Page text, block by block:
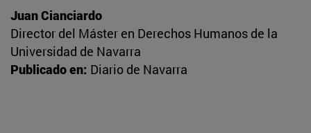
Juan Cianciardo
Director del Máster en Derechos Humanos de la
Universidad de Navarra
Publicado en: Diario de Navarra